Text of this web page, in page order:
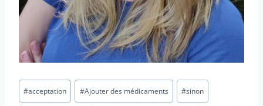
Tags
des
#acceptation #Ajouter des médicaments #sinon